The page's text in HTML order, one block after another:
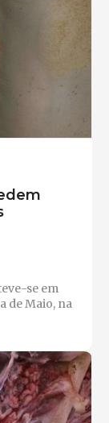
se em
de Maio, na